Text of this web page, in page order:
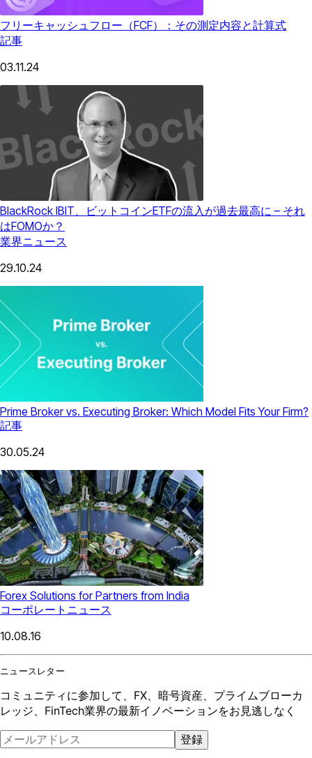
フリーキャッシュフロー（FCF）：その測定内容と計算式
記事
03.11.24
BlackRock IBIT、ビットコインETFの流入が過去最高に – それ
はFOMOか？
業界ニュース
29.10.24
Prime Broker vs. Executing Broker: Which Model Fits Your Firm?
記事
30.05.24
Forex Solutions for Partners from India
コーポレートニュース
10.08.16
ニュースレター
コミュニティに参加して、FX、暗号資産、プライムブローカ
レッジ、FinTech業界の最新イノベーションをお見逃しなく
登録